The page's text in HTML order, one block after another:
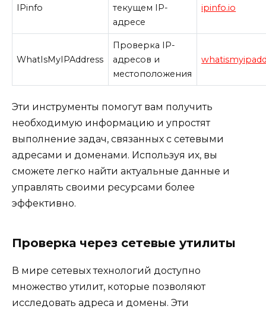
IPinfo
текущем IP-
адресе
ipinfo.io
WhatIsMyIPAddress
Проверка IP-
адресов и
местоположения
Эти инструменты помогут вам получить
необходимую информацию и упростят
выполнение задач, связанных с сетевыми
адресами и доменами. Используя их, вы
сможете легко найти актуальные данные и
управлять своими ресурсами более
эффективно.
Проверка через сетевые утилиты
В мире сетевых технологий доступно
множество утилит, которые позволяют
исследовать адреса и домены. Эти